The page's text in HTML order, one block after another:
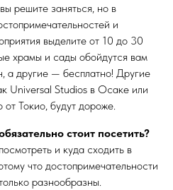
решите заняться, но в
и
выделите от 10 до 30
храмы и сады обойдутся вам
а другие — бесплатно! Другие
Universal Studios в Осаке или
Токио, будут дороже.
стоит посетить?
и куда сходить в
что достопримечательности
разнообразны.